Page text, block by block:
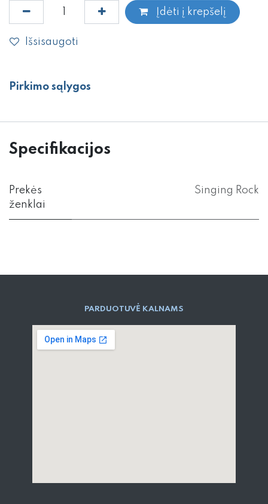
Įdėti į krepšelį
Išsisaugoti
Pirkimo sąlygos
Specifikacijos
Prekės
ženklai
Singing Rock
PARD​UOTUVĖ​ KALNAMS